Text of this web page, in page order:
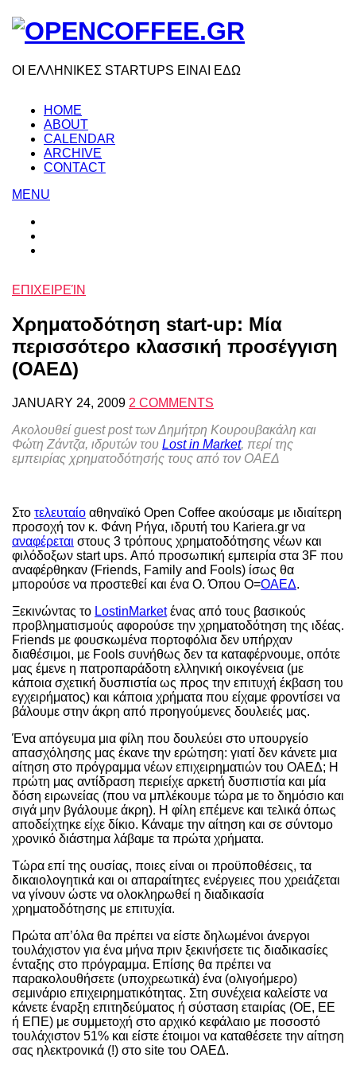
ΟΙ ΕΛΛΗΝΙΚΕΣ STARTUPS ΕΙΝΑΙ ΕΔΩ
HOME
ABOUT
CALENDAR
ARCHIVE
CONTACT
MENU
ΕΠΙΧΕΙΡΕΊΝ
Χρηματοδότηση start-up: Μία
περισσότερο κλασσική προσέγγιση
(ΟΑΕΔ)
JANUARY 24, 2009 2 COMMENTS
Ακολουθεί guest post των Δημήτρη Κουρουβακάλη και
Φώτη Ζάντζα, ιδρυτών του Lost in Market, περί της
εμπειρίας χρηματοδότησής τους από τον ΟΑΕΔ
Στο τελευταίο αθηναϊκό Open Coffee ακούσαμε με ιδιαίτερη
προσοχή τον κ. Φάνη Ρήγα, ιδρυτή του Kariera.gr να
αναφέρεται στους 3 τρόπους χρηματοδότησης νέων και
φιλόδοξων start ups. Από προσωπική εμπειρία στα 3F που
αναφέρθηκαν (Friends, Family and Fools) ίσως θα
μπορούσε να προστεθεί και ένα Ο. Όπου Ο=ΟΑΕΔ.
Ξεκινώντας το LostinMarketένας από τους βασικούς
προβληματισμούς αφορούσε την χρηματοδότηση της ιδέας.
Friends με φουσκωμένα πορτοφόλια δεν υπήρχαν
διαθέσιμοι, με Fools συνήθως δεν τα καταφέρνουμε, οπότε
μας έμενε η πατροπαράδοτη ελληνική οικογένεια (με
κάποια σχετική δυσπιστία ως προς την επιτυχή έκβαση του
εγχειρήματος) και κάποια χρήματα που είχαμε φροντίσει να
βάλουμε στην άκρη από προηγούμενες δουλειές μας.
Ένα απόγευμα μια φίλη που δουλεύει στο υπουργείο
απασχόλησης μας έκανε την ερώτηση: γιατί δεν κάνετε μια
αίτηση στο πρόγραμμα νέων επιχειρηματιών του ΟΑΕΔ; Η
πρώτη μας αντίδραση περιείχε αρκετή δυσπιστία και μία
δόση ειρωνείας (που να μπλέκουμε τώρα με το δημόσιο και
σιγά μην βγάλουμε άκρη). Η φίλη επέμενε και τελικά όπως
αποδείχτηκε είχε δίκιο. Κάναμε την αίτηση και σε σύντομο
χρονικό διάστημα λάβαμε τα πρώτα χρήματα.
Τώρα επί της ουσίας, ποιες είναι οι προϋποθέσεις, τα
δικαιολογητικά και οι απαραίτητες ενέργειες που χρειάζεται
να γίνουν ώστε να ολοκληρωθεί η διαδικασία
χρηματοδότησης με επιτυχία.
Πρώτα απ’όλα θα πρέπει να είστε δηλωμένοι άνεργοι
τουλάχιστον για ένα μήνα πριν ξεκινήσετε τις διαδικασίες
ένταξης στο πρόγραμμα. Επίσης θα πρέπει να
παρακολουθήσετε (υποχρεωτικά) ένα (ολιγοήμερο)
σεμινάριο επιχειρηματικότητας. Στη συνέχεια καλείστε να
κάνετε έναρξη επιτηδεύματος ή σύσταση εταιρίας (ΟΕ, ΕΕ
ή ΕΠΕ) με συμμετοχή στο αρχικό κεφάλαιο με ποσοστό
τουλάχιστον 51% και είστε έτοιμοι να καταθέσετε την αίτηση
σας ηλεκτρονικά (!) στο site του ΟΑΕΔ.